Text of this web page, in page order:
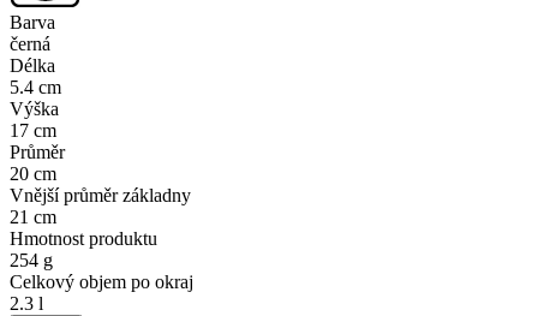
Barva
černá
Délka
5.4 cm
Výška
17 cm
Průměr
20 cm
Vnější průměr základny
21 cm
Hmotnost produktu
254 g
Celkový objem po okraj
2.3 l